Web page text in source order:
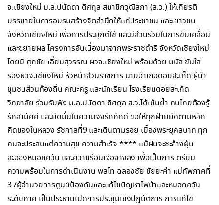
จ.เชียงใหม่ ม.ล.ปนัดดา ดิศกุล สมาชิกวุฒิสภา (ส.ว.) ให้เกียรติ
บรรยายในการอบรมสร้างจิตสำนึกให้แก่ประชาชน และเยาวชน
จังหวัดเชียงใหม่ เพื่อการประยุกต์ใช้ และมีส่วนร่วมในการขับเคลื่อน
และขยายผล โครงการอันเนื่องมาจากพระราชดำริ จังหวัดเชียงใหม่
โดยมี ศุภชัย เอี่ยมสุวรรณ ผวจ.เชียงใหม่ พร้อมด้วย มนัส ขันใส
รองผวจ.เชียงใหม่ หัวหน้าส่วนราชการ นายอำเภอดอยสะเก็ด ผู้นำ
ชุมชนส่วนท้องถิ่น คณะครู และนักเรียน โรงเรียนดอยสะเก็ด
วิทยาลัย ร่วมรับฟัง ม.ล.ปนัดดา ดิศกุล ส.ว.ได้เน้นย้ำ คนไทยต้องรู้
รักสามัคคี และยึดมั่นในความจงรักภักดี ขอให้ทุกฝ่ายยึดตามหลัก
คิดของในหลวง รัชกาลที่9 และเดินตามรอย เบื้องพระยุคลบาท ทุก
คนจะประสบแต่ความสุข ความสำเร็จ **** แม้ฝนจะชะล้างฝุ่น
ละอองหมอกควัน และความร้อนเจือจางลง เพื่อเป็นการเตรียม
ความพร้อมในการดำเนินงาน พลโท ฉลองชัย ชัยยะคำ แม่ทัพภาคที่
3 /ผู้อำนวยการศูนย์ป้องกันและแก้ไขปัญหาไฟป่าและหมอกควัน
ระดับภาค เป็นประธานเปิดการประชุมเชิงปฏิบัติการ การแก้ไข